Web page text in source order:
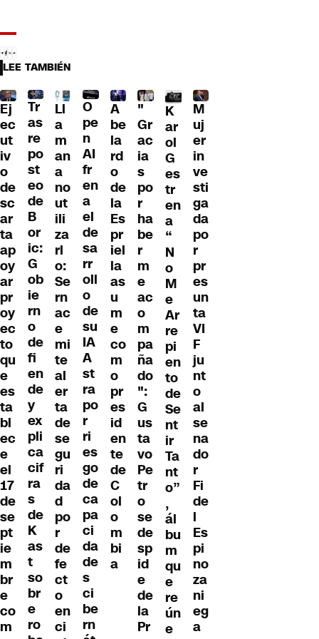
LEE TAMBIÉN
Ej
ec
ut
iv
o
de
sc
ar
ta
ap
oy
ar
pr
oy
ec
to
qu
e
es
ta
bl
ec
e
el
17
de
se
pt
ie
m
br
e
co
m
Tr
as
re
po
st
eo
de
B
or
ic:
G
ob
ie
rn
o
de
fi
en
de
y
ex
pli
ca
cif
ra
s
de
K
as
t
so
br
e
ro
Ll
a
m
an
a
no
ut
ili
za
rl
o:
Se
rn
ac
e
mi
te
al
er
ta
de
se
gu
ri
da
d
po
r
de
fe
ct
o
en
ci
O
pe
n
AI
fr
en
a
el
de
sa
rr
oll
o
de
su
IA
A
st
ra
po
r
ri
es
go
de
ca
pa
ci
da
de
s
ci
be
rn
A
be
la
rd
o
de
la
Es
pr
iel
la
as
u
m
e
co
m
o
pr
es
id
en
te
de
C
ol
o
m
bi
a
"
Gr
ac
ia
s
po
r
ha
be
r
m
e
ac
o
m
pa
ña
do
":
G
us
ta
vo
Pe
tr
o
se
de
sp
id
e
de
la
Pr
K
ar
ol
G
es
tr
en
a
“
N
o
M
e
Ar
re
pi
en
to
de
Se
nt
ir
Ta
nt
o”
,
ál
bu
m
qu
e
re
ún
e
M
uj
er
in
ve
sti
ga
da
po
r
pr
es
un
ta
VI
F
ju
nt
o
al
se
na
do
r
Fi
de
l
Es
pi
no
za
ni
eg
a